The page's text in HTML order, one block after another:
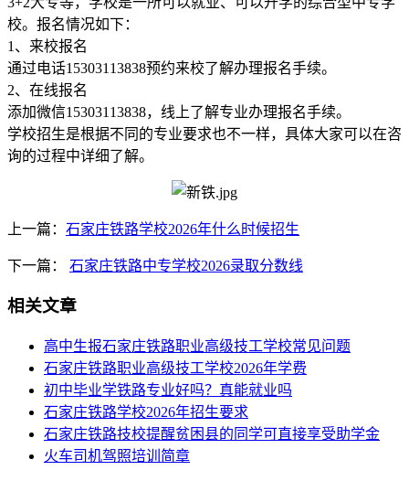
校。报名情况如下：
1、来校报名
通过电话15303113838预约来校了解办理报名手续。
2、在线报名
添加微信15303113838，线上了解专业办理报名手续。
学校招生是根据不同的专业要求也不一样，具体大家可以在咨
询的过程中详细了解。
上一篇： 石家庄铁路学校2026年什么时候招生
下一篇： 石家庄铁路中专学校2026录取分数线
相关文章
高中生报石家庄铁路职业高级技工学校常见问题
石家庄铁路职业高级技工学校2026年学费
初中毕业学铁路专业好吗？真能就业吗
石家庄铁路学校2026年招生要求
石家庄铁路技校提醒贫困县的同学可直接享受助学金
火车司机驾照培训简章